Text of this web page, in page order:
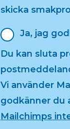
skicka
Newsletter
Ja, jag
Du kan sluta
Vi använder
godkänner du
Mailchimps